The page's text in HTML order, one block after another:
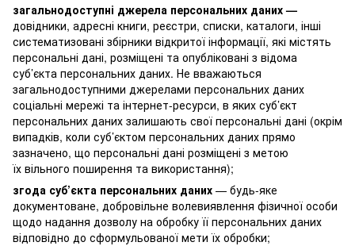
загальнодоступні джерела персональних даних —
довідники, адресні книги, реєстри, списки, каталоги, інші
систематизовані збірники відкритої інформації, які містять
персональні дані, розміщені та опубліковані з відома
суб’єкта персональних даних. Не вважаються
загальнодоступними джерелами персональних даних
соціальні мережі та інтернет-ресурси, в яких суб’єкт
персональних даних залишають свої персональні дані (окрім
випадків, коли суб’єктом персональних даних прямо
зазначено, що персональні дані розміщені з метою
їх вільного поширення та використання);
згода суб’єкта персональних даних — будь-яке
документоване, добровільне волевиявлення фізичної особи
щодо надання дозволу на обробку її персональних даних
відповідно до сформульованої мети їх обробки;